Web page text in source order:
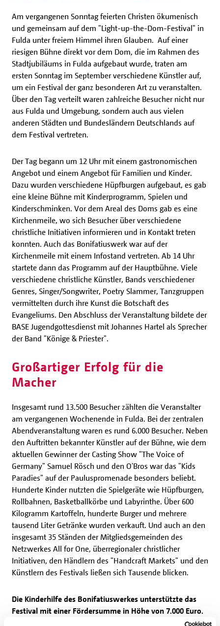
Am vergangenen Sonntag feierten Christen ökumenisch
und gemeinsam auf dem "Light-up-the-Dom-Festival" in
Fulda unter freiem Himmel ihren Glauben. Auf einer
riesigen Bühne direkt vor dem Dom, die im Rahmen des
Stadtjubiläums in Fulda aufgebaut wurde, traten am
ersten Sonntag im September verschiedene Künstler auf,
um ein Festival der ganz besonderen Art zu veranstalten.
Über den Tag verteilt waren zahlreiche Besucher nicht nur
aus Fulda und Umgebung, sondern auch aus vielen
anderen Städten und Bundesländern Deutschlands auf
dem Festival vertreten.
Der Tag begann um 12 Uhr mit einem gastronomischen
Angebot und einem Angebot für Familien und Kinder.
Dazu wurden verschiedene Hüpfburgen aufgebaut, es gab
eine kleine Bühne mit Kinderprogramm, Spielen und
Kinderschminken. Vor dem Areal des Doms gab es eine
Kirchenmeile, wo sich Besucher über verschiedene
christliche Initiativen informieren und in Kontakt treten
konnten. Auch das Bonifatiuswerk war auf der
Kirchenmeile mit einem Infostand vertreten. Ab 14 Uhr
startete dann das Programm auf der Hauptbühne. Viele
verschiedene christliche Künstler, Bands verschiedener
Genres, Singer/Songwriter, Poetry Slammer, Tanzgruppen
vermittelten durch ihre Kunst die Botschaft des
Evangeliums. Den Abschluss der Veranstaltung bildete der
BASE Jugendgottesdienst mit Johannes Hartel als Sprecher
der Band "Könige & Priester".
Großartiger Erfolg für die
Macher
Insgesamt rund 13.500 Besucher zählten die Veranstalter
am vergangenen Wochenende in Fulda. Bei der zentralen
Abendveranstaltung waren es rund 6.000 Besucher. Neben
den Auftritten bekannter Künstler auf der Bühne, wie dem
aktuellen Gewinner der Casting Show "The Voice of
Germany" Samuel Rösch und den O'Bros war das "Kids
Paradies" auf der Pauluspromenade besonders beliebt.
Hunderte Kinder nutzten die Spielgeräte wie Hüpfburgen,
Rollbahnen, Basketballkörbe und Labyrinthe. Über 600
Kilogramm Kartoffeln, hunderte Burger und mehrere
tausend Liter Getränke wurden verkauft. Und auch an den
insgesamt 35 Ständen der Mitgliedsgemeinden des
Netzwerkes All for One, überregionaler christlicher
Initiativen, den Händlern des "Handcraft Markets" und den
Künstlern des Festivals ließen sich Tausende blicken.
Die Kinderhilfe des Bonifatiuswerkes unterstützte das
Festival mit einer Fördersumme in Höhe von 7.000 Euro.